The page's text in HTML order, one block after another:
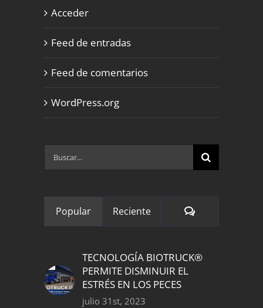
Acceder
Feed de entradas
Feed de comentarios
WordPress.org
Buscar:
Popular Reciente Comentarios
TECNOLOGÍA BIOTRUCK®
PERMITE DISMINUIR EL
ESTRÉS EN LOS PECES
julio 31st, 2023